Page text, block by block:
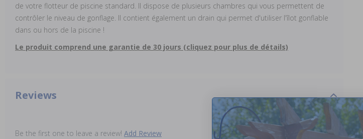
de votre flotteur de piscine standard. Il dispose de plusieurs chambres qui vous permettent de
contrôler le niveau de gonflage. Il contient également un drain qui permet d'utiliser l'îlot gonflable
dans ou hors de la piscine !
Le produit comprend une garantie de 30 jours (cliquez pour plus de détails)
Reviews
Be the first one to leave a review! Add Review